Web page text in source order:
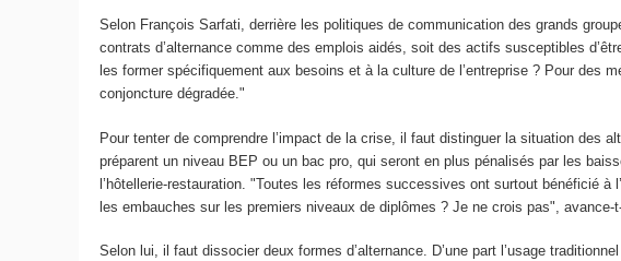
Selon François Sarfati, derrière les politiques de communication des grands
contrats d’alternance comme des emplois aidés, soit des actifs susceptibles
les former spécifiquement aux besoins et à la culture de l’entreprise ? Pour des
conjoncture dégradée."
Pour tenter de comprendre l’impact de la crise, il faut distinguer la situation des
préparent un niveau BEP ou un bac pro, qui seront en plus pénalisés par les
l’hôtellerie-restauration. "Toutes les réformes successives ont surtout bénéficié
les embauches sur les premiers niveaux de diplômes ? Je ne crois pas", avance-t-
Selon lui, il faut dissocier deux formes d’alternance. D’une part l’usage